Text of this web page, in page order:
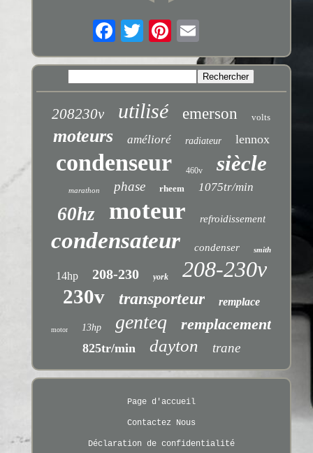
208230v utilisé emerson volts
moteurs amélioré radiateur lennox
condenseur 460v siècle
marathon phase rheem 1075tr/min
60hz moteur refroidissement
condensateur condenser smith
14hp 208-230 york 208-230v
230v transporteur remplace
motor 13hp genteq remplacement
825tr/min dayton trane
Page d'accueil
Contactez Nous
Déclaration de confidentialité